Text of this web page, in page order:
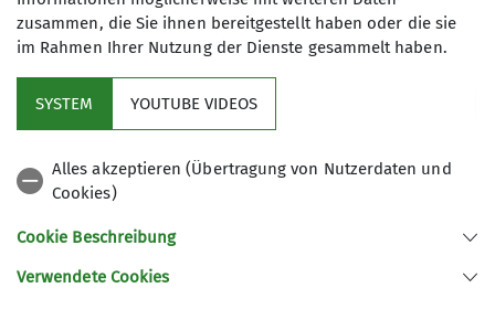
zusammen, die Sie ihnen bereitgestellt haben oder die sie
im Rahmen Ihrer Nutzung der Dienste gesammelt haben.
SYSTEM YOUTUBE VIDEOS
Alles akzeptieren (Übertragung von Nutzerdaten und
Cookies)
Cookie Beschreibung
Verwendete Cookies